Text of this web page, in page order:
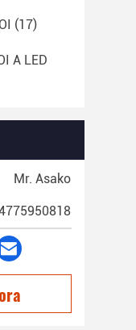
(17)
A LED
Mr. Asako